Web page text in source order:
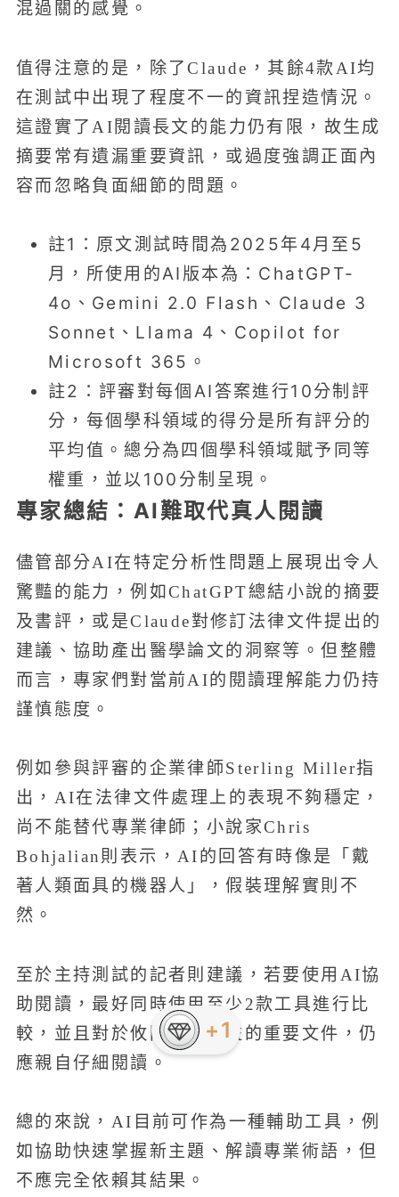
混過關的感覺。
值得注意的是，除了Claude，其餘4款AI均
在測試中出現了程度不一的資訊捏造情況。
這證實了AI閱讀長文的能力仍有限，故生成
摘要常有遺漏重要資訊，或過度強調正面內
容而忽略負面細節的問題。
註1：原文測試時間為2025年4月至5
月，所使用的AI版本為：ChatGPT-
4o、Gemini 2.0 Flash、Claude 3
Sonnet、Llama 4、Copilot for
Microsoft 365。
註2：評審對每個AI答案進行10分制評
分，每個學科領域的得分是所有評分的
平均值。總分為四個學科領域賦予同等
權重，並以100分制呈現。
專家總結：AI難取代真人閱讀
儘管部分AI在特定分析性問題上展現出令人
驚豔的能力，例如ChatGPT總結小說的摘要
及書評，或是Claude對修訂法律文件提出的
建議、協助產出醫學論文的洞察等。但整體
而言，專家們對當前AI的閱讀理解能力仍持
謹慎態度。
例如參與評審的企業律師Sterling Miller指
出，AI在法律文件處理上的表現不夠穩定，
尚不能替代專業律師；小說家Chris
Bohjalian則表示，AI的回答有時像是「戴
著人類面具的機器人」，假裝理解實則不
然。
至於主持測試的記者則建議，若要使用AI協
助閱讀，最好同時使用至少2款工具進行比
較，並且對於攸關個人權益的重要文件，仍
應親自仔細閱讀。
總的來說，AI目前可作為一種輔助工具，例
如協助快速掌握新主題、解讀專業術語，但
不應完全依賴其結果。
+1